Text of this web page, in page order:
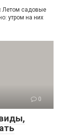
Летом садовые
утром на них
0